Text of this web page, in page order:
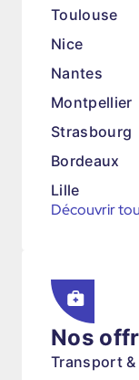
Toulouse
Nice
Nantes
Montpellier
Strasbourg
Bordeaux
Lille
Découvrir
Nos
Transport